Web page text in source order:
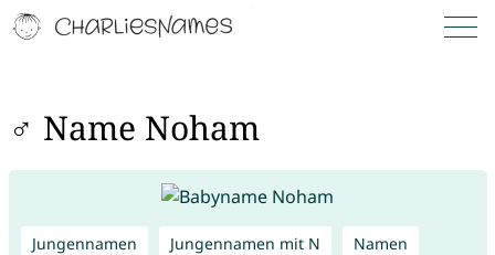
♂ Name Noham
Jungennamen Jungennamen mit N Namen